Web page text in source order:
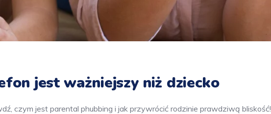
jest ważniejszy niż dziecko
czym jest parental phubbing i jak przywrócić rodzinie prawdziwą bliskość!